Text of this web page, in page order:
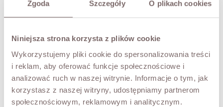
Zgoda Szczegóły O plikach cookies
Niniejsza strona korzysta z plików cookie
Wykorzystujemy pliki cookie do spersonalizowania treści
i reklam, aby oferować funkcje społecznościowe i
analizować ruch w naszej witrynie. Informacje o tym, jak
korzystasz z naszej witryny, udostępniamy partnerom
społecznościowym, reklamowym i analitycznym.
Elegant black trousers with a refined cut that combine
pleat adds lightness to the silhouette and allows the
fabric to drape beautifully with every movement. The
straight, softly flowing leg gives the design a
sophisticated and polished character.
Practical front pockets complete the look and highlight
the careful finishing of the model. These trousers look
stunning when paired with the matching blazer, as well as